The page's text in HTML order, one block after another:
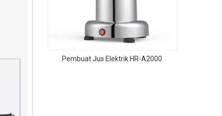
Pembuat Jus Elektrik HR-A2000